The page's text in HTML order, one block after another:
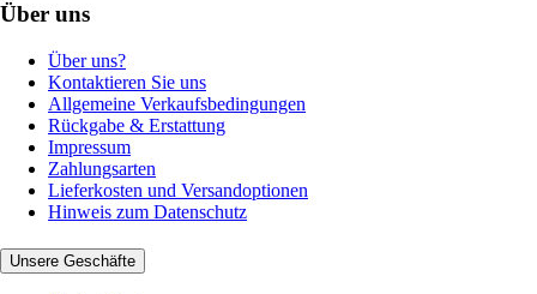
Über uns
Über uns?
Kontaktieren Sie uns
Allgemeine Verkaufsbedingungen
Rückgabe & Erstattung
Impressum
Zahlungsarten
Lieferkosten und Versandoptionen
Hinweis zum Datenschutz
Unsere Geschäfte